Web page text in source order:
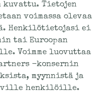
kuvattu. Tietojen
voimassa olevaa
Henkilötietojasi ei
tai Euroopan
Voimme luovuttaa
-konsernin
myynnistä ja
henkilöille.